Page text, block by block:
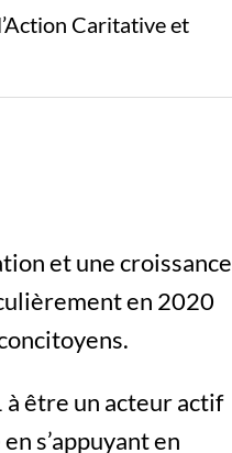
Caritative et
et une croissance
en 2020
à être un acteur actif
s’appuyant en